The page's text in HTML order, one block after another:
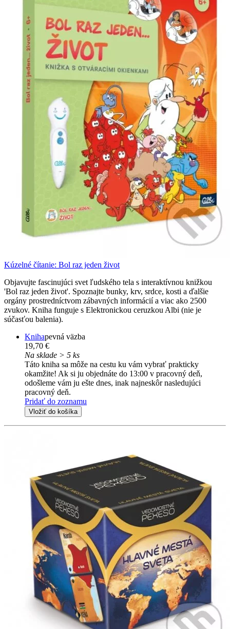
Kúzelné čítanie: Bol raz jeden život
Objavujte fascinujúci svet ľudského tela s interaktívnou knižkou
'Bol raz jeden život'. Spoznajte bunky, krv, srdce, kosti a ďalšie
orgány prostredníctvom zábavných informácií a viac ako 2500
zvukov. Kniha funguje s Elektronickou ceruzkou Albi (nie je
súčasťou balenia).
Knihapevná väzba
19,70 €
Na sklade > 5 ks
Táto kniha sa môže na cestu ku vám vybrať prakticky
okamžite! Ak si ju objednáte do 13:00 v pracovný deň,
odošleme vám ju ešte dnes, inak najneskôr nasledujúci
pracovný deň.
Pridať do zoznamu
Vložiť do košíka